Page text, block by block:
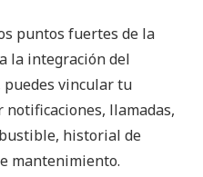
puntos fuertes de la
la integración del
puedes vincular tu
llamadas,
historial de
mantenimiento.